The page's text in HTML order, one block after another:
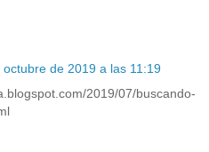
octubre de 2019 a las 11:19
2019/07/buscando-